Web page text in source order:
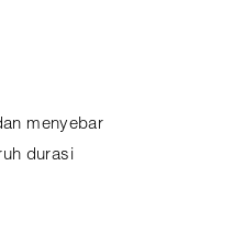
menyebar
durasi